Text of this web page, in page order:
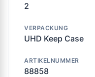
2
VERPACKUNG
UHD Keep Case
ARTIKELNUMMER
88858